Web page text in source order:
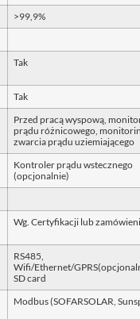
>99,9%
Tak
Tak
Przed pracą wyspową,
prądu różnicowego,
zwarcia prądu uziemiającego
Kontroler prądu wstecznego
(opcjonalnie)
Wg. Certyfikacji lub
RS485,
Wifi/Ethernet/
SD card
Modbus (SOFARSOLAR,